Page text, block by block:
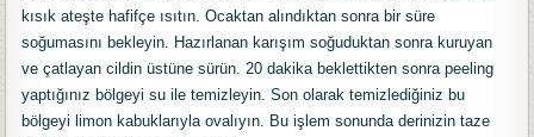
kısık ateşte hafifçe ısıtın. Ocaktan alındıktan sonra bir süre
soğumasını bekleyin. Hazırlanan karışım soğuduktan sonra kuruyan
ve çatlayan cildin üstüne sürün. 20 dakika beklettikten sonra peeling
yaptığınız bölgeyi su ile temizleyin. Son olarak temizlediğiniz bu
bölgeyi limon kabuklarıyla ovalıyın. Bu işlem sonunda derinizin taze